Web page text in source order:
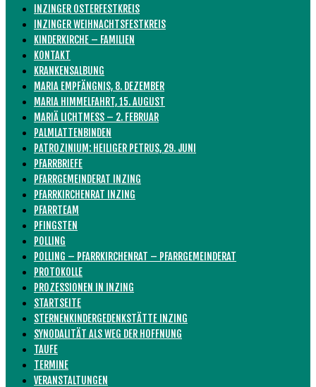
INZINGER OSTERFESTKREIS
INZINGER WEIHNACHTSFESTKREIS
KINDERKIRCHE – FAMILIEN
KONTAKT
KRANKENSALBUNG
MARIA EMPFÄNGNIS, 8. DEZEMBER
MARIA HIMMELFAHRT, 15. AUGUST
MARIÄ LICHTMESS – 2. FEBRUAR
PALMLATTENBINDEN
PATROZINIUM: HEILIGER PETRUS, 29. JUNI
PFARRBRIEFE
PFARRGEMEINDERAT INZING
PFARRKIRCHENRAT INZING
PFARRTEAM
PFINGSTEN
POLLING
POLLING – PFARRKIRCHENRAT – PFARRGEMEINDERAT
PROTOKOLLE
PROZESSIONEN IN INZING
STARTSEITE
STERNENKINDERGEDENKSTÄTTE INZING
SYNODALITÄT ALS WEG DER HOFFNUNG
TAUFE
TERMINE
VERANSTALTUNGEN